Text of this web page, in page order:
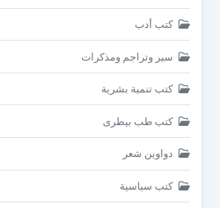
كتب أدب
سير وتراجم ومذكرات
كتب تنمية بشرية
كتب طب بيطرى
دواوين شعر
كتب سياسية